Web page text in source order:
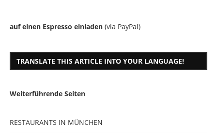
auf einen Espresso einladen (via PayPal)
TRANSLATE THIS ARTICLE INTO YOUR LANGUAGE!
Weiterführende Seiten
RESTAURANTS IN MÜNCHEN